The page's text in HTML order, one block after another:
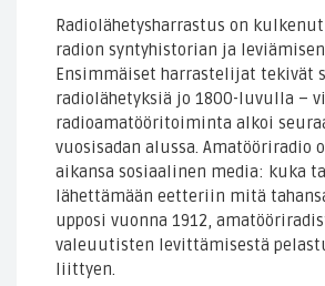
Radiolähetysharrastus on kulkenut
radion syntyhistorian ja leviämisen
Ensimmäiset harrastelijat tekivät
radiolähetyksiä jo 1800-luvulla –
radioamatööritoiminta alkoi
vuosisadan alussa. Amatööriradio
aikansa sosiaalinen media: kuka
lähettämään eetteriin mitä
upposi vuonna 1912,
valeuutisten levittämisestä
liittyen.